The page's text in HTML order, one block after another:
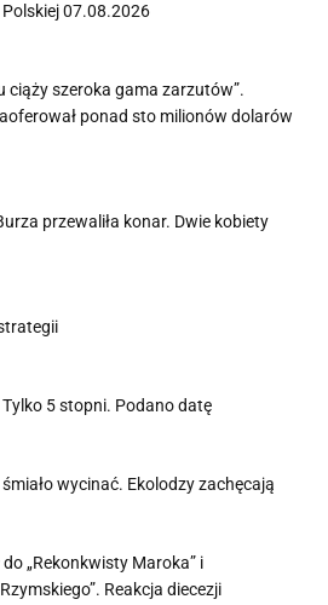
07.08.2026
ciąży szeroka gama zarzutów”.
ponad sto milionów dolarów
przewaliła konar. Dwie kobiety
5 stopni. Podano datę
wycinać. Ekolodzy zachęcają
„Rekonkwisty Maroka” i
Reakcja diecezji